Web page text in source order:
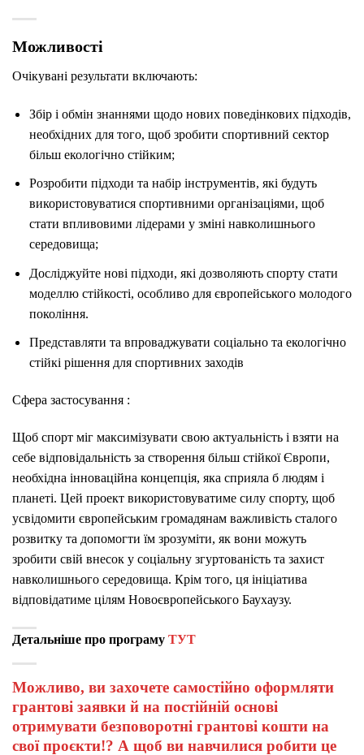
Можливості
Очікувані результати включають:
Збір і обмін знаннями щодо нових поведінкових підходів,
необхідних для того, щоб зробити спортивний сектор
більш екологічно стійким;
Розробити підходи та набір інструментів, які будуть
використовуватися спортивними організаціями, щоб
стати впливовими лідерами у зміні навколишнього
середовища;
Досліджуйте нові підходи, які дозволяють спорту стати
моделлю стійкості, особливо для європейського молодого
покоління.
Представляти та впроваджувати соціально та екологічно
стійкі рішення для спортивних заходів
Сфера застосування :
Щоб спорт міг максимізувати свою актуальність і взяти на
себе відповідальність за створення більш стійкої Європи,
необхідна інноваційна концепція, яка сприяла б людям і
планеті. Цей проект використовуватиме силу спорту, щоб
усвідомити європейським громадянам важливість сталого
розвитку та допомогти їм зрозуміти, як вони можуть
зробити свій внесок у соціальну згуртованість та захист
навколишнього середовища. Крім того, ця ініціатива
відповідатиме цілям Новоєвропейського Баухаузу.
Детальніше про програму ТУТ
Можливо, ви захочете самостійно оформляти
грантові заявки й на постійній основі
отримувати безповоротні грантові кошти на
свої проєкти!? А щоб ви навчилися робити це